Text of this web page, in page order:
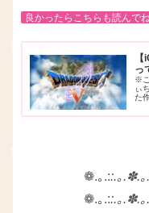
良かったらこちらも読んでね
っ
※
ぃ
た
】
❁.｡.::.｡.✽.｡
❁.｡.::.｡.✽.｡